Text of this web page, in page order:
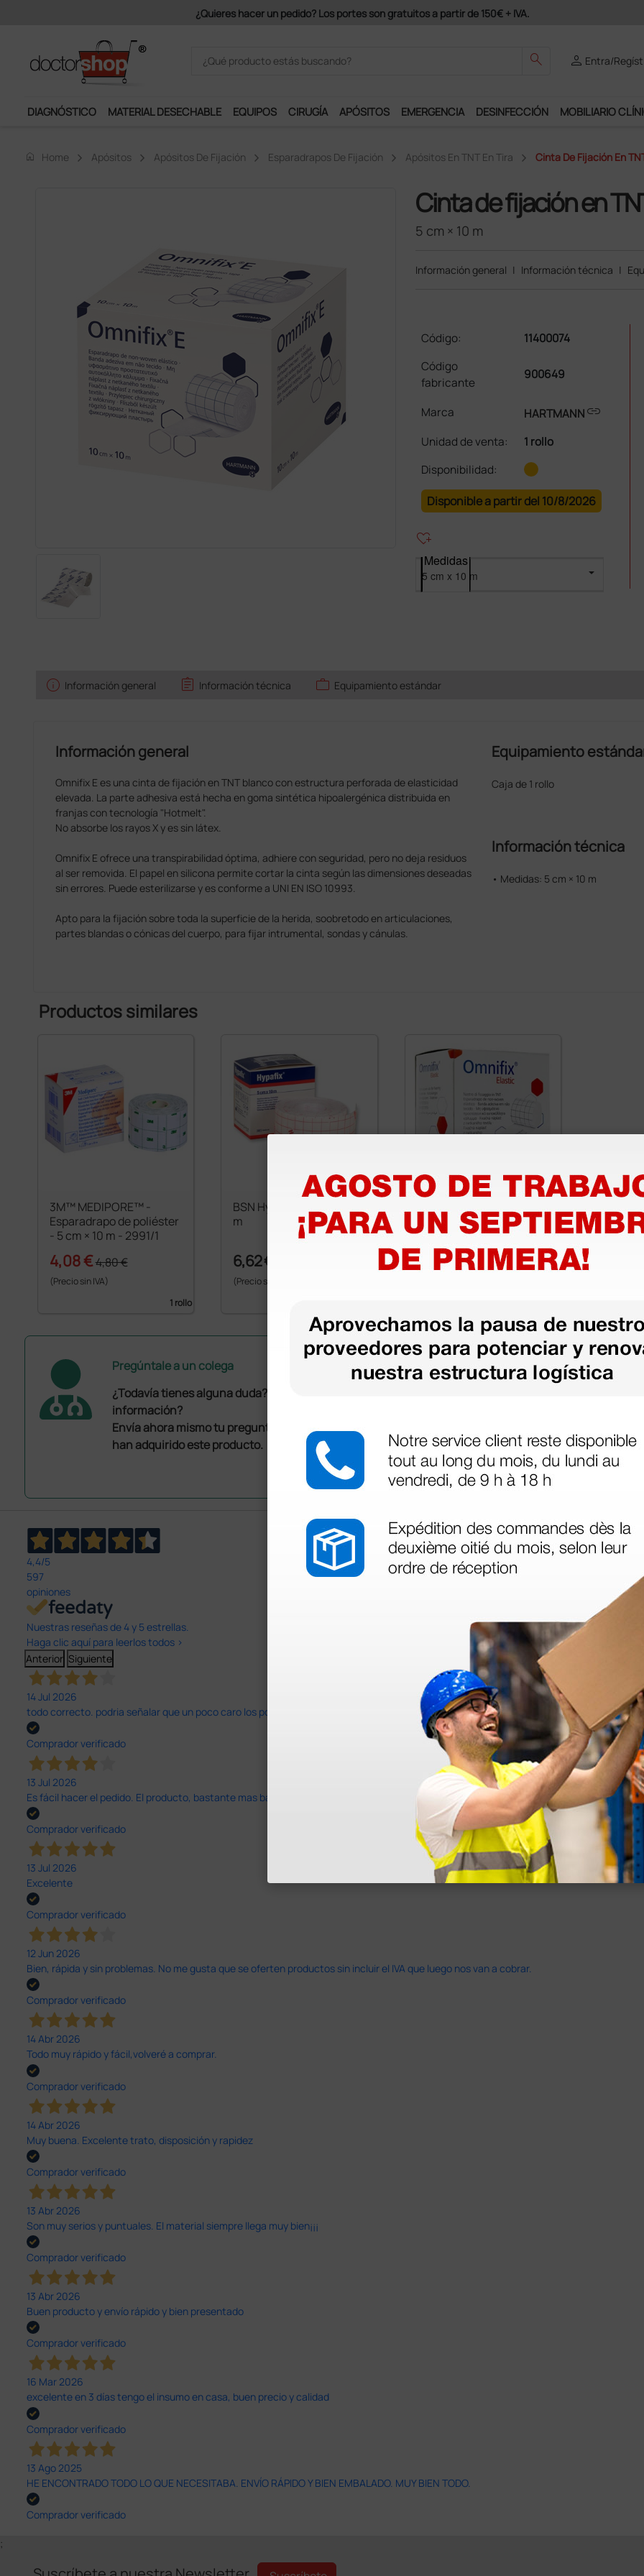
Únete al programa Ds Plus y podrás disfrutar de muchos servicios exclusivos.
search person Entra/
DIAGNÓSTICO MATERIAL DESECHABLE EQUIPOS CIRUGÍA APÓSITOS EMERGENCIA DESINFECCIÓN MOBILIARIO
home Home Apósitos Apósitos De Fijación Esparadrapos De Fijación Apósitos En TNT En Tira Cinta De Fijación En
Cinta de fijación en
5 cm × 10 m
Información general | Información técnica |
Código:
11400074
Código
fabricante
900649
Marca HARTMANNlink
Unidad de venta:
1 rollo
Disponibilidad:
Disponible a partir del 10/8/2026
heart_plus
Medidas
info Información general assignment Información técnica work Equipamiento estándar
Información general
Omnifix E es una cinta de fijación en TNT blanco con estructura perforada de elasticidad
elevada. La parte adhesiva está hecha en goma sintética hipoalergénica distribuida en
franjas con tecnología "Hotmelt".
No absorbe los rayos X y es sin látex.
Omnifix E ofrece una transpirabilidad óptima, adhiere con seguridad, pero no deja residuos
al ser removida. El papel en silicona permite cortar la cinta según las dimensiones deseadas
sin errores. Puede esterilizarse y es conforme a UNI EN ISO 10993.
Apto para la fijación sobre toda la superficie de la herida, soobretodo en articulaciones,
partes blandas o cónicas del cuerpo, para fijar intrumental, sondas y cánulas.
Equipamiento
Caja de 1 rollo
Información técnica
• Medidas: 5 cm × 10 m
Productos similares
3M™ MEDIPORE™ -
Esparadrapo de poliéster
- 5 cm × 10 m - 2991/1
4,08 €4,80 €
(Precio sin IVA)
1 rollo
BSN Hypafix® - 5 cm × 10
m
6,62 €
(Precio sin IVA)
Cinta de fijación en TNT
Omnifix Elastic - 5 cm ×
10 m
9,33 €11,66 €
Pregúntale a un colega
¿Todavía tienes alguna duda? ¿Necesitas más
información?
Envía ahora mismo tu pregunta a los colegas que ya
han adquirido este producto.
4,4/5
597
opiniones
Nuestras reseñas de 4 y 5 estrellas.
Haga clic aquí para leerlos todos >
Anterior Siguiente
14 Jul 2026
todo correcto. podria señalar que un poco caro los portes y el plazo de entrega se alarga.
Comprador verificado
13 Jul 2026
Es fácil hacer el pedido. El producto, bastante mas barato que en otras plataformas de material médico. Pero el envío cuesta más del
Comprador verificado
13 Jul 2026
Excelente
Comprador verificado
12 Jun 2026
Bien, rápida y sin problemas. No me gusta que se oferten productos sin incluir el IVA que luego nos van a cobrar.
Comprador verificado
14 Abr 2026
Todo muy rápido y fácil,volveré a comprar.
Comprador verificado
14 Abr 2026
Muy buena. Excelente trato, disposición y rapidez
Comprador verificado
13 Abr 2026
Son muy serios y puntuales. El material siempre llega muy bien¡¡¡
Comprador verificado
13 Abr 2026
Buen producto y envío rápido y bien presentado
Comprador verificado
16 Mar 2026
excelente en 3 días tengo el insumo en casa, buen precio y calidad
Comprador verificado
13 Ago 2025
HE ENCONTRADO TODO LO QUE NECESITABA. ENVÍO RÁPIDO Y BIEN EMBALADO. MUY BIEN TODO.
Comprador verificado
;